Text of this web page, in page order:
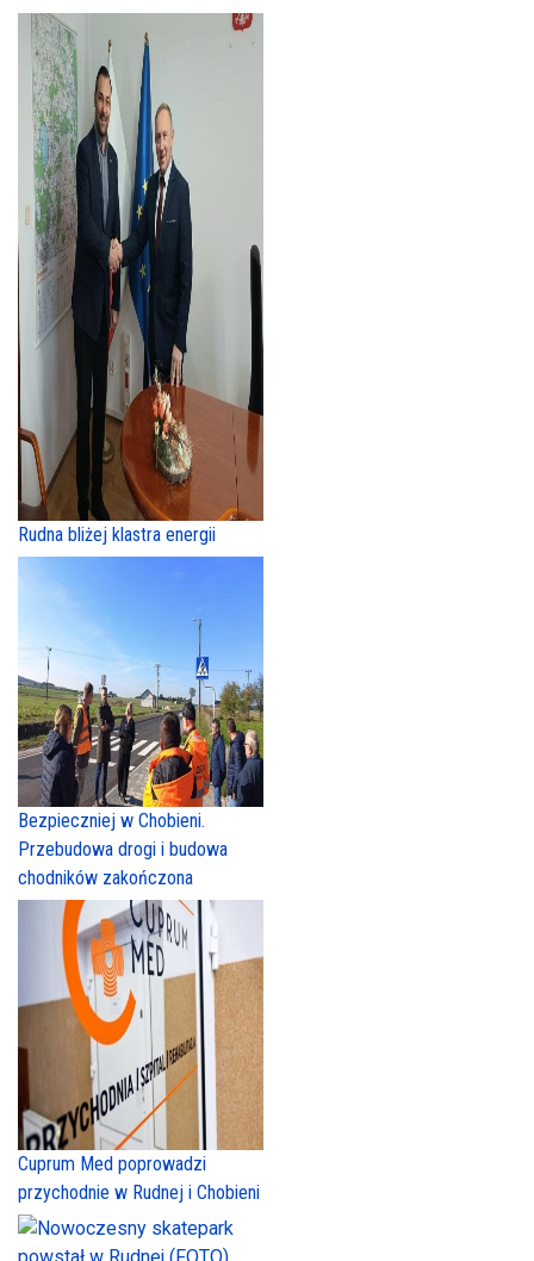
Rudna bliżej klastra energii
Bezpieczniej w Chobieni.
Przebudowa drogi i budowa
chodników zakończona
Cuprum Med poprowadzi
przychodnie w Rudnej i Chobieni